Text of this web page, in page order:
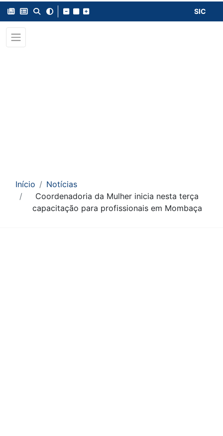
SIC
Início
Notícias
Coordenadoria da Mulher inicia nesta terça
capacitação para profissionais em Mombaça